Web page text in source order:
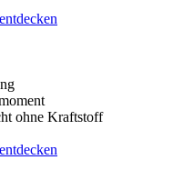
ohne Kraftstoff